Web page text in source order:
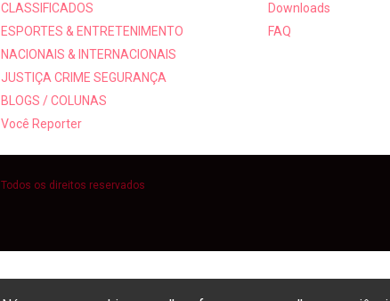
CLASSIFICADOS
ESPORTES & ENTRETENIMENTO
NACIONAIS & INTERNACIONAIS
JUSTIÇA CRIME SEGURANÇA
BLOGS / COLUNAS
Você Reporter
Downloads
FAQ
Todos os direitos reservados